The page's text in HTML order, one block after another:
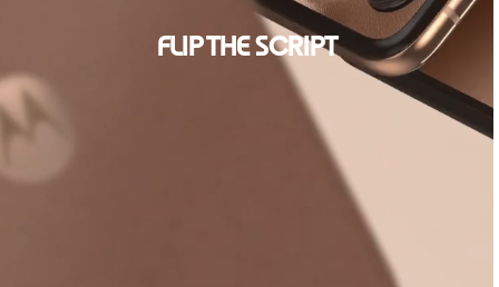
FLIP THE SCRIPT